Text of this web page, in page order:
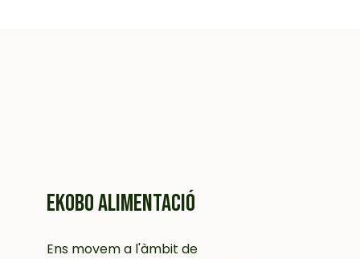
EKOBO ALIMENTACIÓ
Ens movem a l'àmbit de